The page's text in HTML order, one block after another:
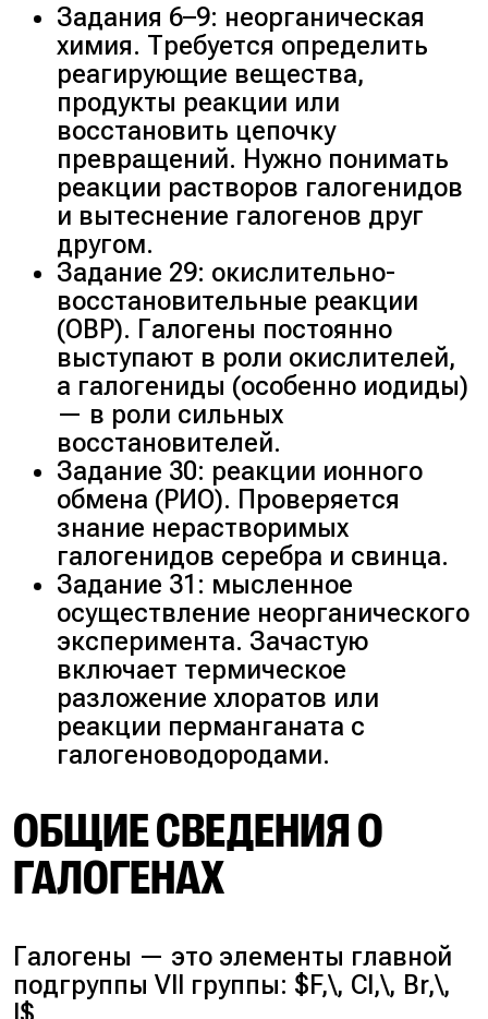
Задания 6–9: неорганическая
химия. Требуется определить
реагирующие вещества,
продукты реакции или
восстановить цепочку
превращений. Нужно понимать
реакции растворов галогенидов
и вытеснение галогенов друг
другом.
Задание 29: окислительно-
восстановительные реакции
(ОВР). Галогены постоянно
выступают в роли окислителей,
а галогениды (особенно иодиды)
— в роли сильных
восстановителей.
Задание 30: реакции ионного
обмена (РИО). Проверяется
знание нерастворимых
галогенидов серебра и свинца.
Задание 31: мысленное
осуществление неорганического
эксперимента. Зачастую
включает термическое
разложение хлоратов или
реакции перманганата с
галогеноводородами.
ОБЩИЕ СВЕДЕНИЯ О
ГАЛОГЕНАХ
Галогены — это элементы главной
подгруппы VII группы: $F,\, Cl,\, Br,\,